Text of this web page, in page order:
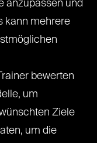
anzupassen und
kann mehrere
bewerten
um
Ziele
um die